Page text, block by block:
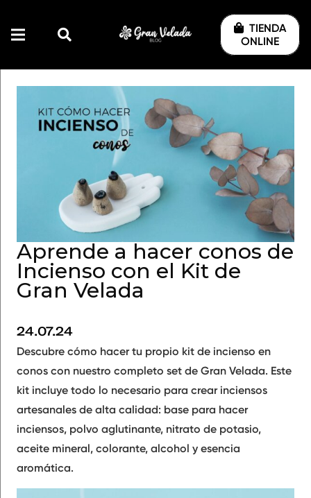
TIENDA
ONLINE
Aprende a hacer conos de
Incienso con el Kit de
Gran Velada
24.07.24
Descubre cómo hacer tu propio kit de incienso en
conos con nuestro completo set de Gran Velada. Este
kit incluye todo lo necesario para crear inciensos
artesanales de alta calidad: base para hacer
inciensos, polvo aglutinante, nitrato de potasio,
aceite mineral, colorante, alcohol y esencia
aromática.